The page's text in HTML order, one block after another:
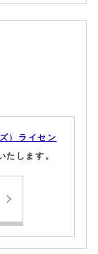
）ライセン
たします。